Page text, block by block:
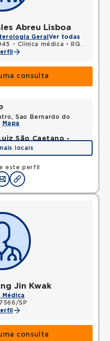
Abreu Lisboa
Geral Ver todas
- Clínica médica •
RQE 135680 - Gastroenterologia
consulta
este perfil
Sao Bernardo do
Mapa
São Caetano -
Sao Caetano do Sul,
locais
Jin Kwak
Médica
SP
consulta